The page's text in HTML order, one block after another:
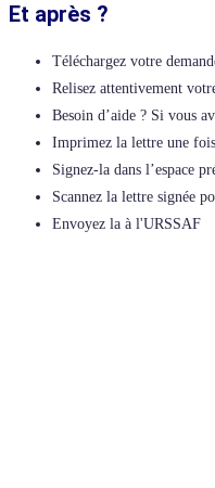
Et après ?
Téléchargez votre
Relisez attentivement
Besoin d’aide ? Si vous
Imprimez la lettre une
Signez-la dans l’espace
Scannez la lettre signée
Envoyez la à l'URSSAF